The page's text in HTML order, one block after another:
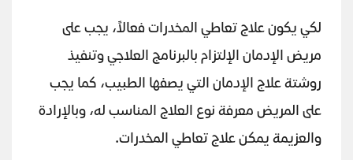
لكي يكون علاج تعاطي المخدرات فعالاً، يجب على
مريض الإدمان الإلتزام بالبرنامج العلاجي وتنفيذ
روشتة علاج الإدمان التي يصفها الطبيب، كما يجب
على المريض معرفة نوع العلاج المناسب له، وبالإرادة
والعزيمة يمكن علاج تعاطي المخدرات.